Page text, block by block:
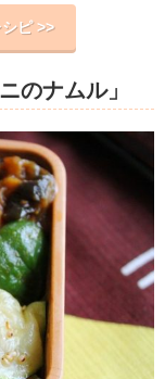
シピ >>
のナムル」